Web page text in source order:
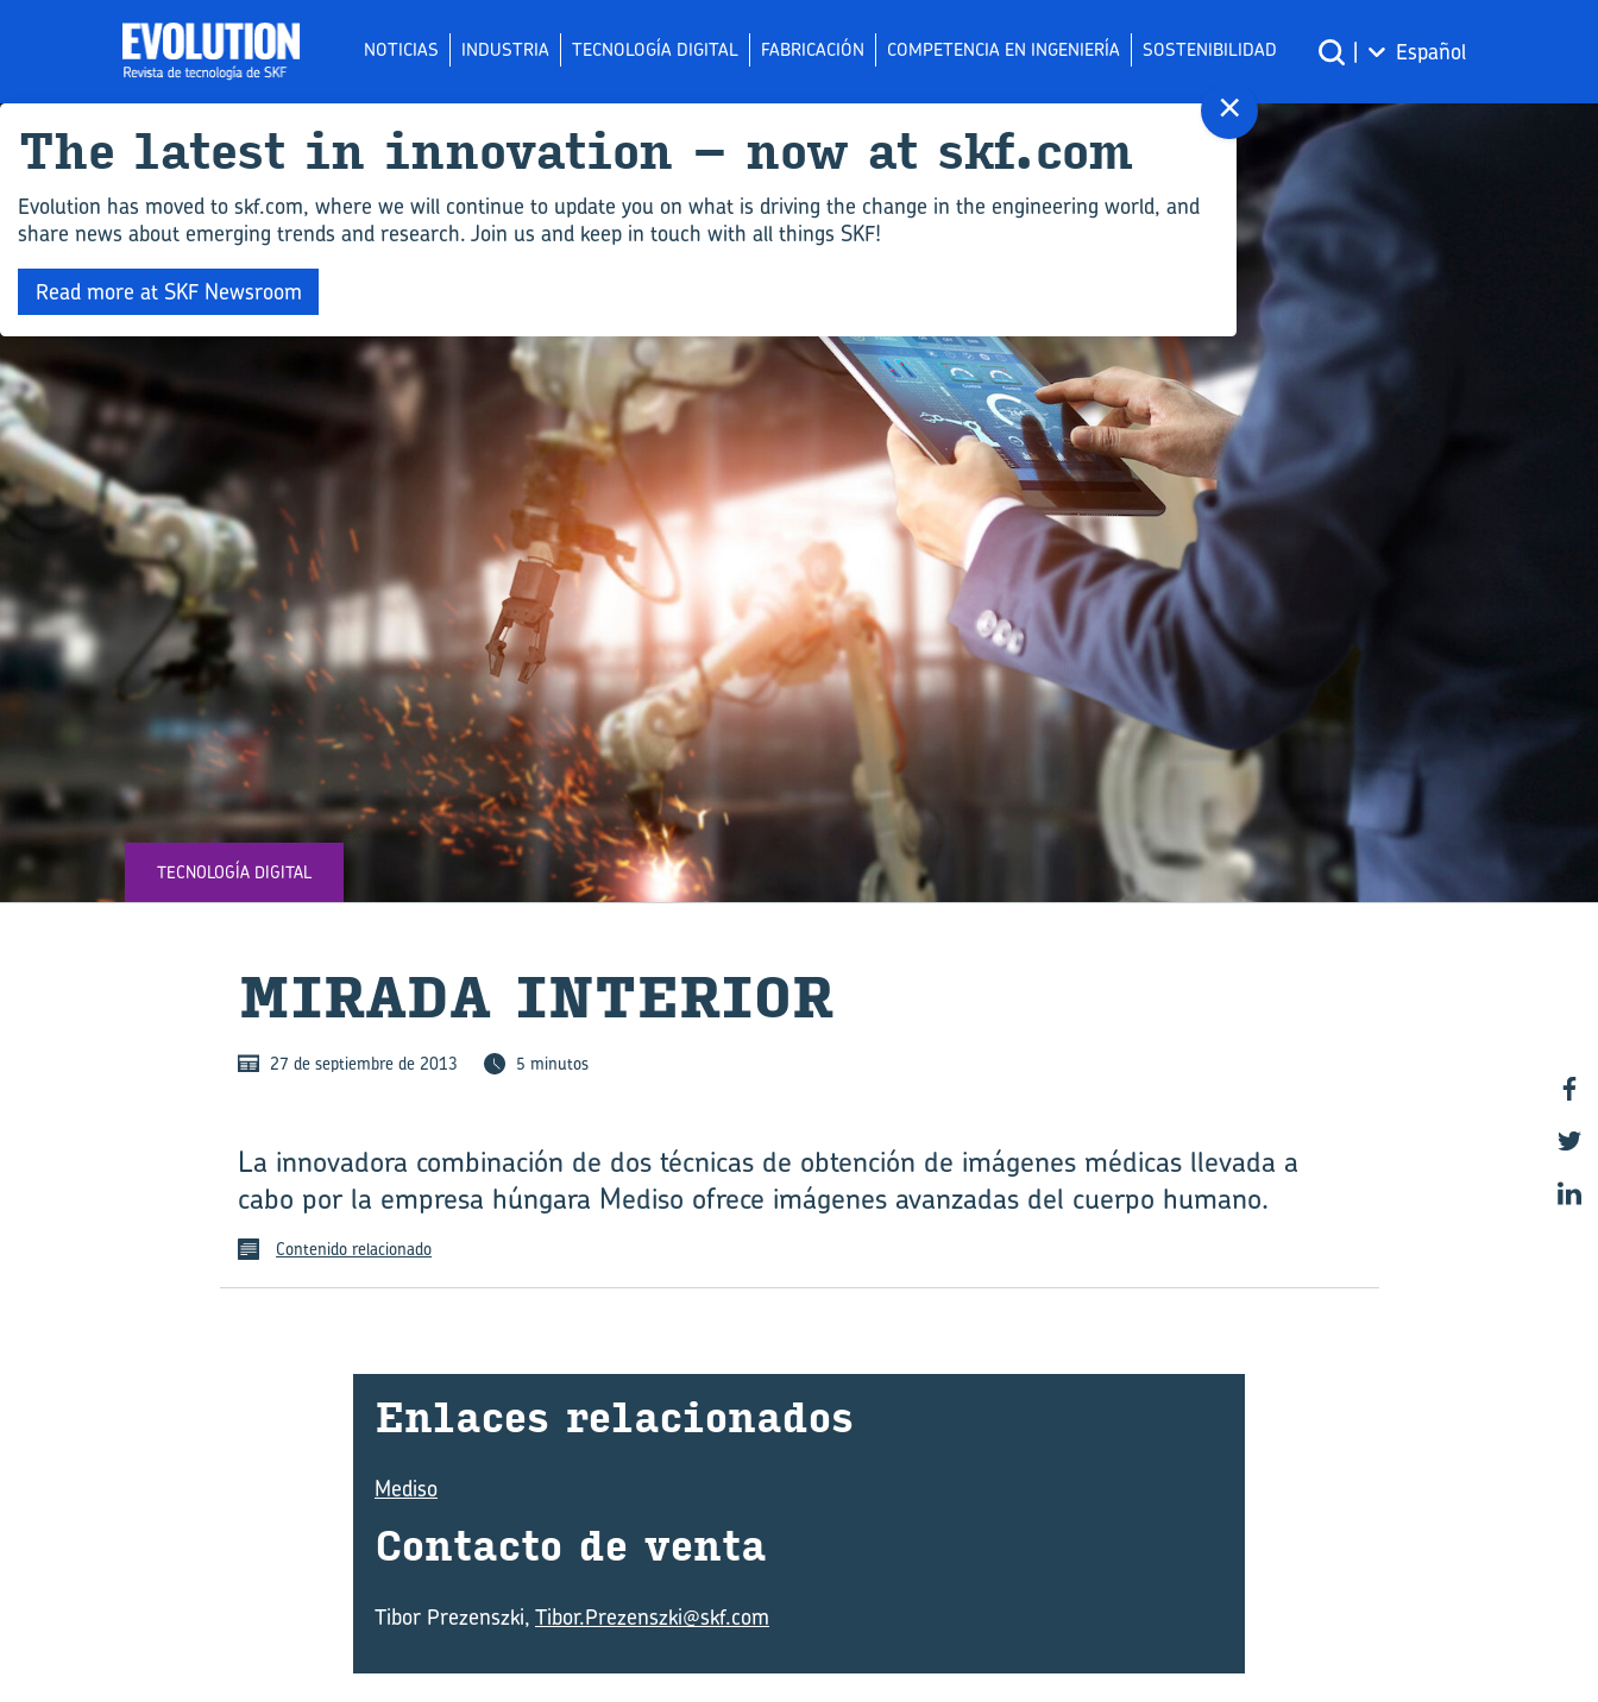
NOTICIAS INDUSTRIA TECNOLOGÍA DIGITAL FABRICACIÓN COMPETENCIA EN INGENIERÍA SOSTENIBILIDAD | Español
TECNOLOGÍA DIGITAL
MI­RA­DA IN­TE­RIOR
27 de septiembre de 2013 5 minutos
La innovadora combinación de dos técnicas de obtención de imágenes médicas llevada a
cabo por la empresa húngara Mediso ofrece imágenes avanzadas del cuerpo humano.
Contenido relacionado
En­la­ces re­la­cio­na­dos
Mediso
Con­tac­to de venta
Tibor Prezenszki, Tibor.Prezenszki@skf.com
×
The la­test in in­no­va­tion – now at skf.com
Evolution has moved to skf.com, where we will continue to update you on what is driving the change in the engineering world, and
share news about emerging trends and research. Join us and keep in touch with all things SKF!
Read more at SKF Newsroom